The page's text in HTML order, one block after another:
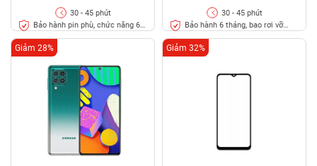
30 - 45 phút
Bảo hành pin phù, chức năng 6
30 - 45 phút
Bảo hành 6 tháng, bao rơi vỡ
Giảm 28% Giảm 32%